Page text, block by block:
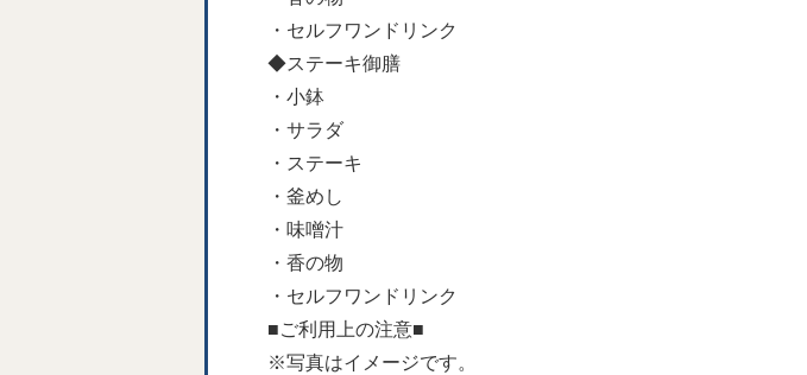
・セルフワンドリンク
◆ステーキ御膳
・小鉢
・サラダ
・ステーキ
・釜めし
・味噌汁
・香の物
・セルフワンドリンク
■ご利用上の注意■
※写真はイメージです。